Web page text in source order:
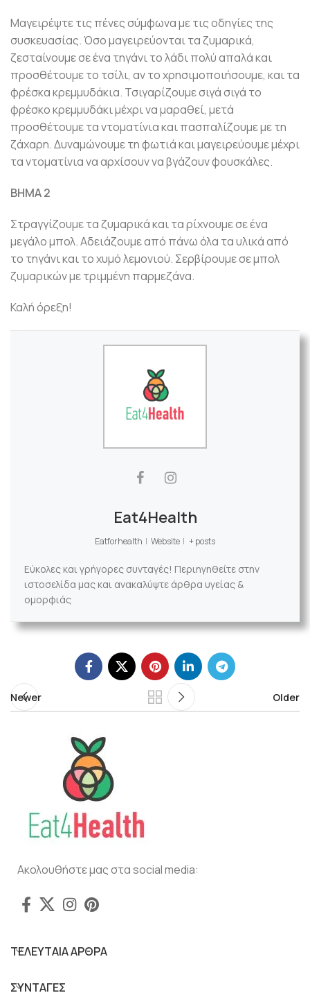
Μαγειρέψτε τις πένες σύμφωνα με τις οδηγίες της
συσκευασίας. Όσο μαγειρεύονται τα ζυμαρικά,
ζεσταίνουμε σε ένα τηγάνι το λάδι πολύ απαλά και
προσθέτουμε το τσίλι, αν το χρησιμοποιήσουμε, και τα
φρέσκα κρεμμυδάκια. Τσιγαρίζουμε σιγά σιγά το
φρέσκο κρεμμυδάκι μέχρι να μαραθεί, μετά
προσθέτουμε τα ντοματίνια και πασπαλίζουμε με τη
ζάχαρη. Δυναμώνουμε τη φωτιά και μαγειρεύουμε μέχρι
τα ντοματίνια να αρχίσουν να βγάζουν φουσκάλες.
ΒΗΜΑ 2
Στραγγίζουμε τα ζυμαρικά και τα ρίχνουμε σε ένα
μεγάλο μπολ. Αδειάζουμε από πάνω όλα τα υλικά από
το τηγάνι και το χυμό λεμονιού. Σερβίρουμε σε μπολ
ζυμαρικών με τριμμένη παρμεζάνα.
Καλή όρεξη!
Eat4Health
Eatforhealth | Website | + posts
Εύκολες και γρήγορες συνταγές! Περιηγηθείτε στην
ιστοσελίδα μας και ανακαλύψτε άρθρα υγείας &
ομορφιάς
Newer Older
Ακολουθήστε μας στα social media:
ΤΕΛΕΥΤΑΙΑ ΑΡΘΡΑ
ΣΥΝΤΑΓΕΣ